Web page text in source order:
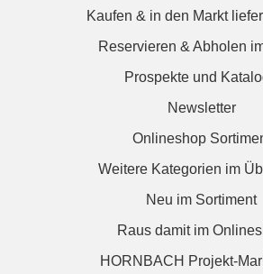
Kaufen & in den Markt
Reservieren & Abholen
Prospekte und
Newsletter
Onlineshop
Weitere Kategorien im
Neu im Sortiment
Raus damit im
HORNBACH Projekt-